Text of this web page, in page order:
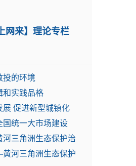
网来】理论专栏
投的环境
和实践品格
展 促进新型城镇化
国统一大市场建设
河三角洲生态保护治
河三角洲生态保护